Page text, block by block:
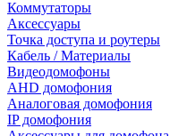
Коммутаторы
Аксессуары
Точка доступа и роутеры
Кабель / Материалы
Видеодомофоны
AHD домофония
Аналоговая домофония
IP домофония